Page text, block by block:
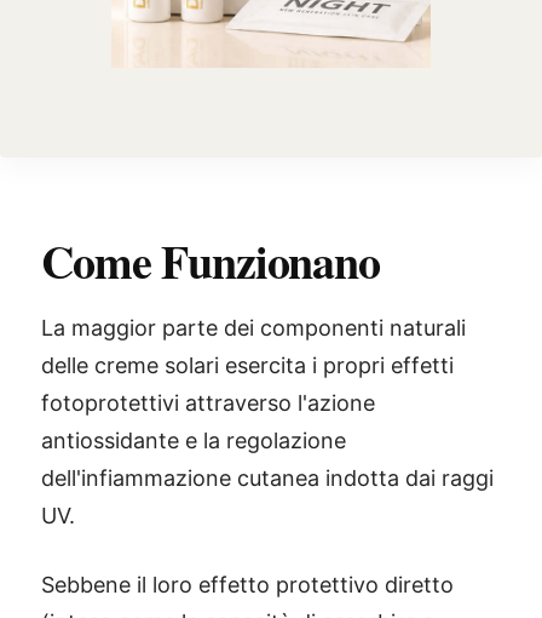
Come Funzionano
La maggior parte dei componenti naturali
delle creme solari esercita i propri effetti
fotoprotettivi attraverso l'azione
antiossidante e la regolazione
dell'infiammazione cutanea indotta dai raggi
UV.
Sebbene il loro effetto protettivo diretto